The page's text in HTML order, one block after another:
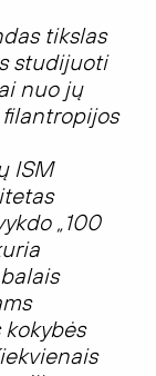
tikslas
studijuoti
nuo jų
ISM
„100